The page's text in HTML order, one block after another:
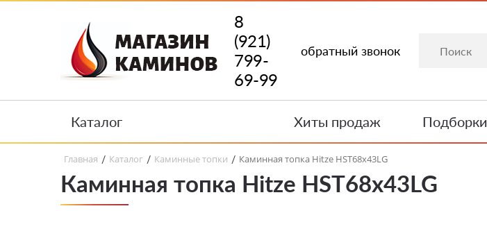
8
(921)
799-
69-99
обратный звонок
Каталог Хиты продаж Подборки
Главная / Каталог / Каминные топки / Каминная топка Hitze HST68х43LG
Каминная топка Hitze HST68х43LG